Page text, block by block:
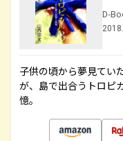
D-
子供の頃から夢見てい
が、島で出合うトロピ
憶。